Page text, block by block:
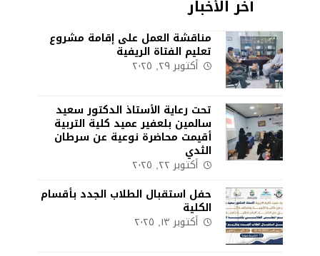
آخر الأخبار
مناقشة العمل على إقامة مشروع
تعليم الفتاة الريفية
أكتوبر ٢٩, ٢٠٢٥
تحت رعاية الأستاذ الدكتور سعيد
سالمين بلعفير عميد كلية التربية
أقيمت محاضرة نوعية عن سرطان
الثدي
أكتوبر ٢٢, ٢٠٢٥
حفل استقبال الطلاب الجدد بأقسام
الكلية
أكتوبر ١٣, ٢٠٢٥